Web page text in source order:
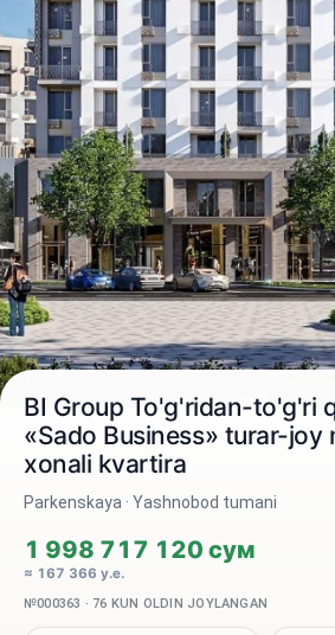
2 / 3
BI Group To'g'ridan-to'g'ri
«Sado Business» turar-joy
xonali kvartira
Parkenskaya · Yashnobod tumani
1 998 717 120 сум
≈ 167 366 у.е.
№000363 · 76 KUN OLDIN JOYLANGAN